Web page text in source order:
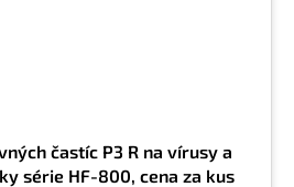
častíc P3 R na vírusy a
série HF-800, cena za kus